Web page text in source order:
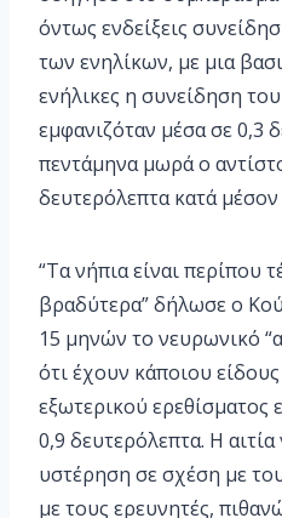
όντως ενδείξεις
των ενηλίκων, με μια
ενήλικες η συνείδηση
εμφανιζόταν μέσα σε 0,3
πεντάμηνα μωρά ο
δευτερόλεπτα κατά
“Τα νήπια είναι περίπου
βραδύτερα” δήλωσε ο
15 μηνών το νευρωνικό
ότι έχουν κάποιου
εξωτερικού ερεθίσματος
0,9 δευτερόλεπτα. Η
υστέρηση σε σχέση με
με τους ερευνητές,